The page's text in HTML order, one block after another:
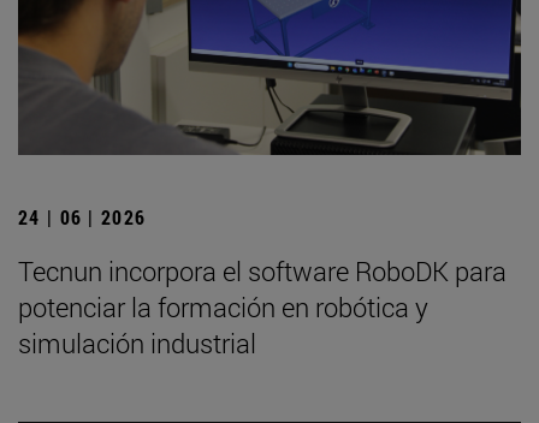
24 | 06 | 2026
Tecnun incorpora el software RoboDK para
potenciar la formación en robótica y
simulación industrial